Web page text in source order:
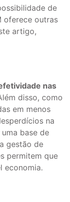
de
oferece outras
artigo,
nas
disso, como
em menos
na
base de
gestão de
permitem que
economia.